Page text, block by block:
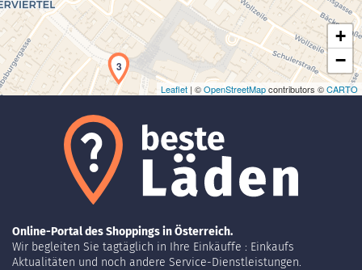
3
+
−
Leaflet | ©OpenStreetMapcontributors ©CARTO
Online-Portal des Shoppings in Österreich.
Wir begleiten Sie tagtäglich in Ihre Einkäuffe : Einkaufs
Aktualitäten und noch andere Service-Dienstleistungen.